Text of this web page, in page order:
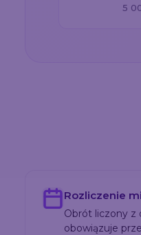
5
Rozliczenie
Obrót liczony z
obowiązuje